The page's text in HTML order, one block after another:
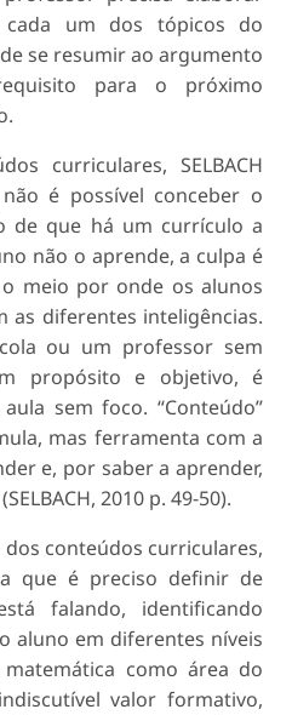
cada um dos tópicos do
se resumir ao argumento
para o próximo
curriculares, SELBACH
é possível conceber o
de que há um currículo a
não o aprende, a culpa é
meio por onde os alunos
as diferentes inteligências.
ou um professor sem
propósito e objetivo, é
sem foco. “Conteúdo”
mas ferramenta com a
e, por saber a aprender,
2010 p. 49-50).
conteúdos curriculares,
que é preciso definir de
falando, identificando
aluno em diferentes níveis
como área do
valor formativo,